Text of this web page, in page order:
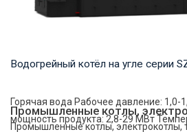
Водогрейный котёл на угле серии
Горячая вода Рабочее давление: 1,0-
мощность продукта: 2,8-29 МВт
Промышленные котлы,
Промышленные котлы, электрокотлы,